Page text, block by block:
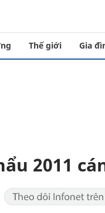
Thế giới Gia
2011